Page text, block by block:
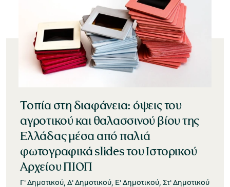
Τοπία στη διαφάνεια: όψεις του
αγροτικού και θαλασσινού βίου της
Ελλάδας μέσα από παλιά
φωτογραφικά slides του Ιστορικού
Αρχείου ΠΙΟΠ
Γ' Δημοτικού, Δ' Δημοτικού, Ε' Δημοτικού, Στ' Δημοτικού